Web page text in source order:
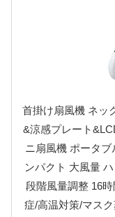
首掛け扇風機 ネッ
&涼感プレート
ニ扇風機 ポータブ
ンパクト 大風量
段階風量調整 16
症/高温対策/マス